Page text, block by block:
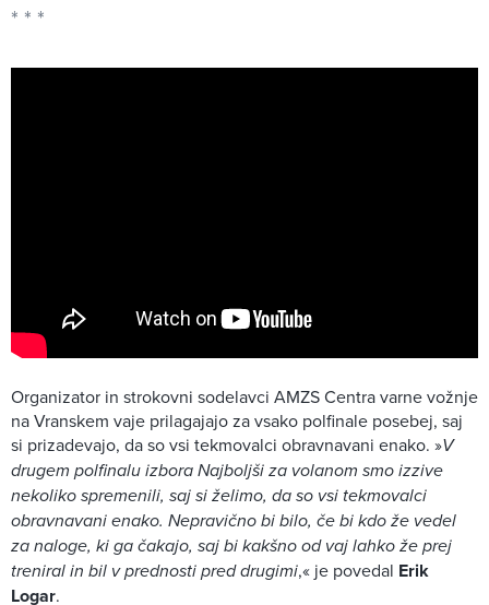
Organizator in strokovni sodelavci AMZS Centra varne vožnje
na Vranskem vaje prilagajajo za vsako polfinale posebej, saj
si prizadevajo, da so vsi tekmovalci obravnavani enako. »V
drugem polfinalu izbora Najboljši za volanom smo izzive
nekoliko spremenili, saj si želimo, da so vsi tekmovalci
obravnavani enako. Nepravično bi bilo, če bi kdo že vedel
za naloge, ki ga čakajo, saj bi kakšno od vaj lahko že prej
treniral in bil v prednosti pred drugimi,« je povedal Erik
Logar.